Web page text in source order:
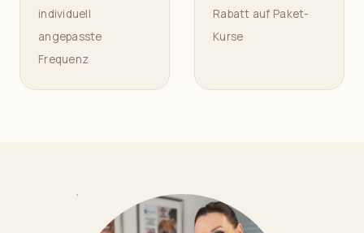
individuell
angepasste
Frequenz
Rabatt auf Paket-
Kurse